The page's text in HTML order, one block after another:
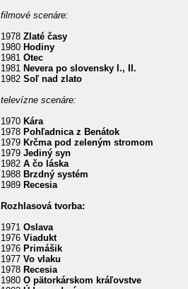
filmové scenáre:
1978 Zlaté časy
1980 Hodiny
1981 Otec
1981 Nevera po slovensky I., II.
1982 Soľ nad zlato
televízne scenáre:
1970 Kára
1978 Pohľadnica z Benátok
1979 Krčma pod zeleným stromom
1979 Jediný syn
1982 A čo láska
1988 Brzdný systém
1989 Recesia
Rozhlasová tvorba:
1971 Oslava
1976 Viadukt
1976 Primášik
1977 Vo vlaku
1978 Recesia
1980 O pätorkárskom kráľovstve